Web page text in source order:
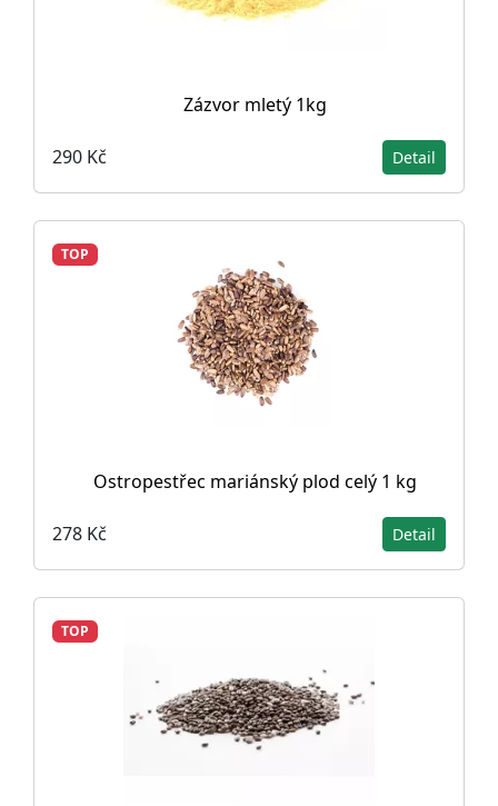
Zázvor mletý 1kg
290 Kč Detail
TOP
Ostropestřec mariánský plod celý 1 kg
278 Kč Detail
TOP